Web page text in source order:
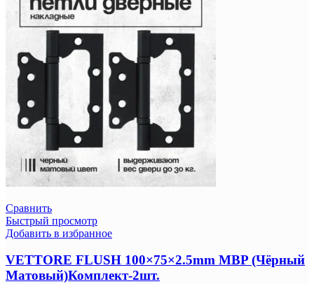
Сравнить
Быстрый просмотр
Добавить в избранное
VETTORE FLUSH 100×75×2.5mm MBP (Чёрный
Матовый)Комплект-2шт.